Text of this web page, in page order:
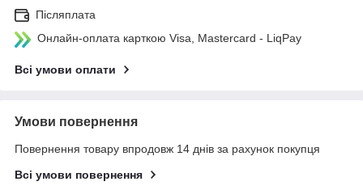
Післяплата
Онлайн-оплата карткою Visa, Mastercard - LiqPay
Всі умови оплати
Умови повернення
Повернення товару впродовж 14 днів за рахунок покупця
Всі умови повернення